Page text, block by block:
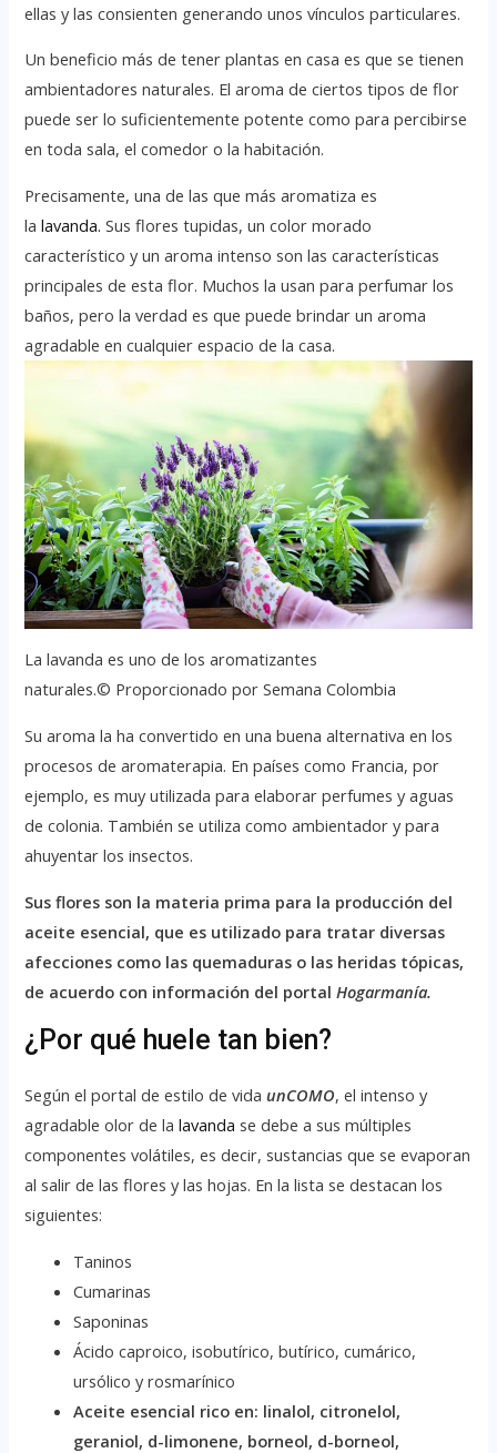
ellas y las consienten generando unos vínculos particulares.
Un beneficio más de tener plantas en casa es que se tienen
ambientadores naturales. El aroma de ciertos tipos de flor
puede ser lo suficientemente potente como para percibirse
en toda sala, el comedor o la habitación.
Precisamente, una de las que más aromatiza es
lalavanda. Sus flores tupidas, un color morado
característico y un aroma intenso son las características
principales de esta flor. Muchos la usan para perfumar los
baños, pero la verdad es que puede brindar un aroma
agradable en cualquier espacio de la casa.
La lavanda es uno de los aromatizantes
naturales.© Proporcionado por Semana Colombia
Su aroma la ha convertido en una buena alternativa en los
procesos de aromaterapia. En países como Francia, por
ejemplo, es muy utilizada para elaborar perfumes y aguas
de colonia. También se utiliza como ambientador y para
ahuyentar los insectos.
Sus flores son la materia prima para la producción del
aceite esencial, que es utilizado para tratar diversas
afecciones como las quemaduras o las heridas tópicas,
de acuerdo con información del portalHogarmanía.
¿Por qué huele tan bien?
Según el portal de estilo de vidaunCOMO, el intenso y
agradable olor de lalavanda se debe a sus múltiples
componentes volátiles, es decir, sustancias que se evaporan
al salir de las flores y las hojas. En la lista se destacan los
siguientes:
Taninos
Cumarinas
Saponinas
Ácido caproico, isobutírico, butírico, cumárico,
ursólico y rosmarínico
Aceite esencial rico en: linalol, citronelol,
geraniol, d-limonene, borneol, d-borneol,